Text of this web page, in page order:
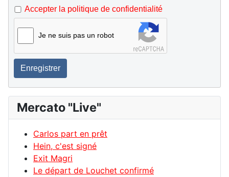
Accepter la politique de confidentialité
Je ne suis pas un robot
Enregistrer
Mercato "Live"
Carlos part en prêt
Hein, c'est signé
Exit Magri
Le départ de Louchet confirmé